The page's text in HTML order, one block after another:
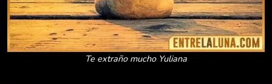
Te extraño mucho Yuliana